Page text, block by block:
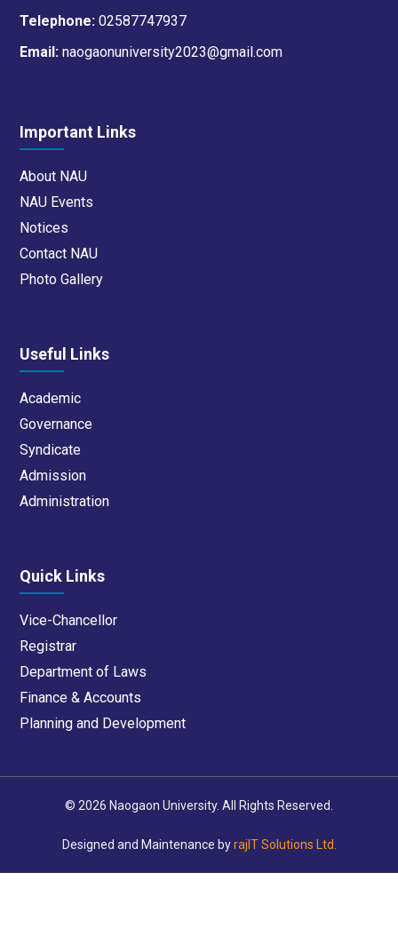
Telephone: 02587747937
Email: naogaonuniversity2023@gmail.com
Important Links
About NAU
NAU Events
Notices
Contact NAU
Photo Gallery
Useful Links
Academic
Governance
Syndicate
Admission
Administration
Quick Links
Vice-Chancellor
Registrar
Department of Laws
Finance & Accounts
Planning and Development
© 2026 Naogaon University. All Rights Reserved.
Designed and Maintenance byrajIT Solutions Ltd.